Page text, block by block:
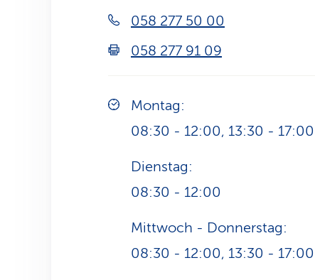
058 277 50 00
058 277 91 09
Montag:
08:30 - 12:00, 13:30 - 17:00
Dienstag:
08:30 - 12:00
Mittwoch - Donnerstag:
08:30 - 12:00, 13:30 - 17:00